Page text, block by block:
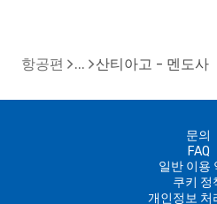
항공편 산티아고 - 멘도사
문의
FAQ
일반 이용
쿠키 정
개인정보 처